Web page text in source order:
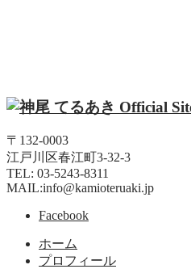
〒132-0003
江戸川区春江町3-32-3
TEL: 03-5243-8311
MAIL:info@kamioteruaki.jp
Facebook
ホーム
プロフィール